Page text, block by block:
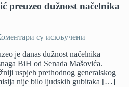
preuzeo dužnost načelnika
су искључени
Gojko
Knežević
preuzeo
dužnost
je danas dužnost načelnika
BiH od Senada Mašovića.
uspjeh prethodnog generalskog
nije bilo ljudskih gubitaka […]